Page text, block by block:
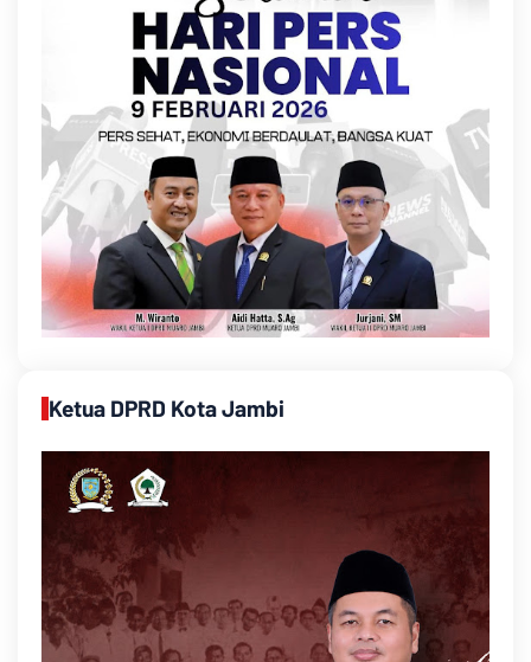
Ketua DPRD Kota Jambi